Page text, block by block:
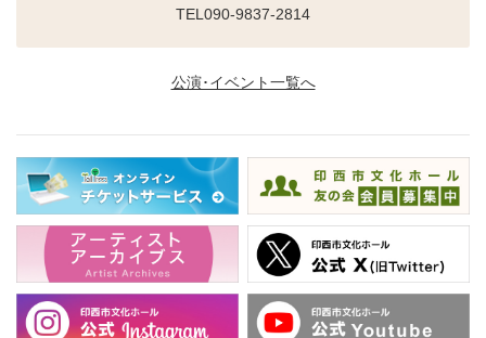
TEL090-9837-2814
公演･イベント一覧へ